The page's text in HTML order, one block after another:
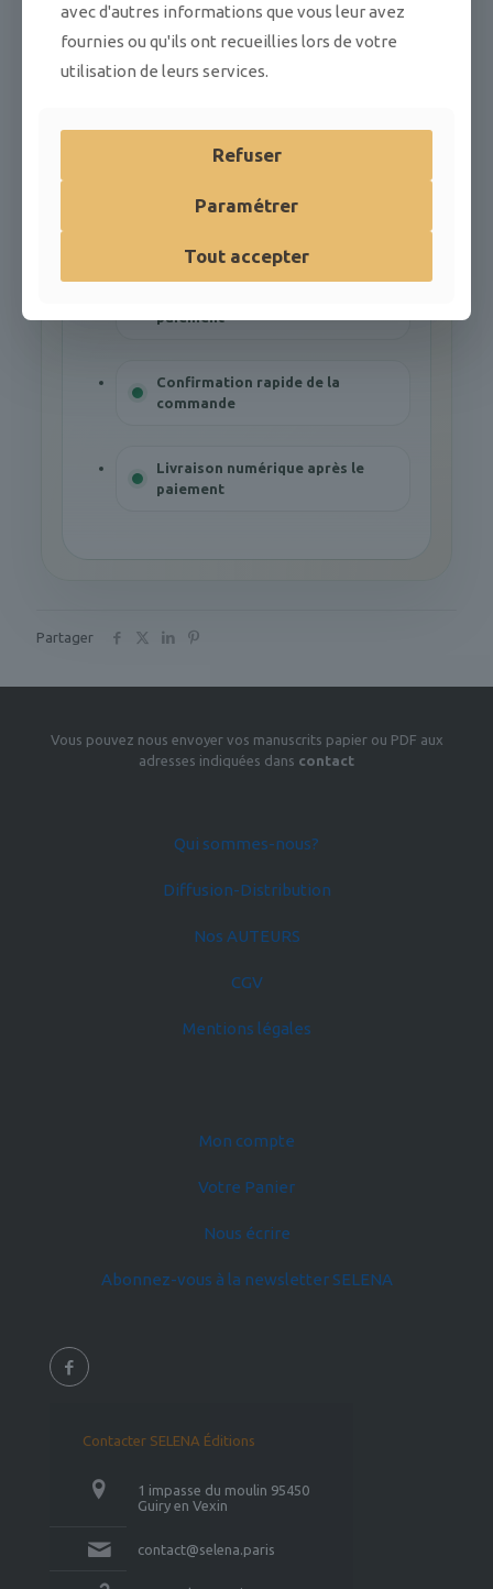
Chaque moyen ouvre son propre parcours de
paiement sécurisé.
paiement
Confirmation rapide de la
commande
Livraison numérique après le
paiement
Partager
Vous pouvez nous envoyer vos manuscrits papier ou PDF aux
adresses indiquées dans contact
Qui sommes-nous?
Diffusion-Distribution
Nos AUTEURS
CGV
Mentions légales
Mon compte
Votre Panier
Nous écrire
Abonnez-vous à la newsletter SELENA
Contacter SELENA Éditions
1 impasse du moulin 95450
Guiry en Vexin
contact@selena.paris
avec d'autres informations que vous leur avez
fournies ou qu'ils ont recueillies lors de votre
utilisation de leurs services.
Refuser
Paramétrer
Tout accepter